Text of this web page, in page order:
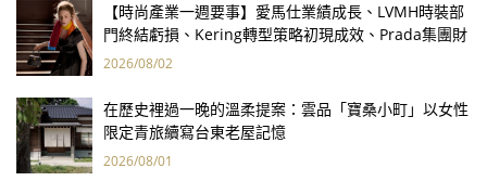
【時尚產業一週要事】愛馬仕業績成長、LVMH時裝部
門終結虧損、Kering轉型策略初現成效、Prada集團財
報亮眼
2026/08/02
在歷史裡過一晚的溫柔提案：雲品「寶桑小町」以女性
限定青旅續寫台東老屋記憶
2026/08/01